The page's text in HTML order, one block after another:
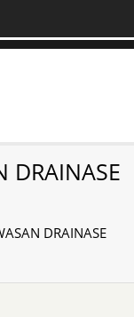
–
Indonesia
DRAINASE
DRAINASE